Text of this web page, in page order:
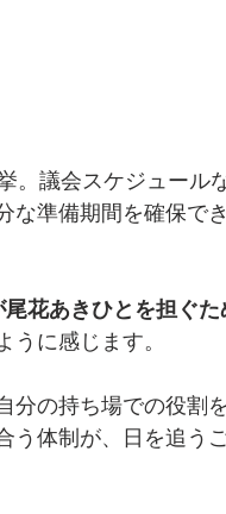
。議会スケジュール
な準備期間を確保で
花あきひとを担ぐた
に感じます。
分の持ち場での役割
う体制が、日を追う